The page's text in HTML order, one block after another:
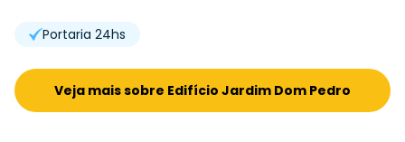
Portaria 24hs
Veja mais sobre Edifício Jardim Dom Pedro